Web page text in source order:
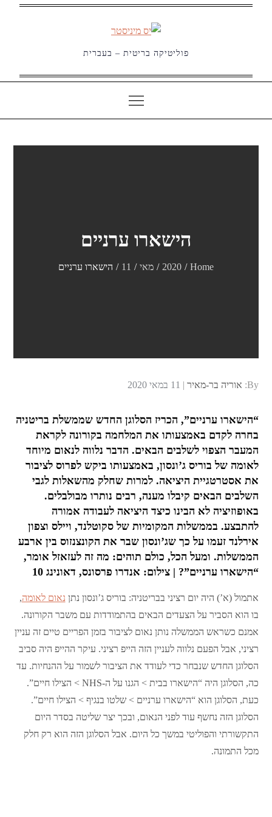
פוליטיקה בריטית – בעברית
הישארו ערניים
Home
2020 מאי 11 הישארו ערניים
By: אוריה בר-מאיר
Posted
11 במאי 2020
“הישארו ערניים”, הכריז הסלוגן החדש שממשלת בריטניה
בחרה לקדם באמצעותו את המלחמה בקורונה לקראת
המעבר הצפוי לשלבים הבאים. הדבר נלווה לנאום מיוחד
לאומה של בוריס ג’ונסון, באמצעותו ביקש לפרוס לציבור
את אסטרטגיית היציאה. למרות שחלק מהשאלות לגבי
השלבים הבאים קיבלו מענה, רבים נותרו מבולבלים.
באופוזיציה לא הבינו כיצד היציאה לעבודה אמורה
להתבצע. בממשלות המקומיות של סקוטלנד, ויילס וצפון
אירלנד זעמו על כך שג’ונסון שבר את הקונצנזוס בין ארבע
הממשלות. ומעל הכל, כולם תוהים: מה זה לעזאזל אומר,
“הישארו ערניים”? | צילום: אנדרו פרסונס, דאונינג 10
אתמול (א’) היה יום רציני בבריטניה: בוריס ג’ונסון נתן נאום לאומה,
בו הוא הסביר על הצעדים הבאים בהתמודדות עם משבר הקורונה.
אמנם כשראש הממשלה נותן נאום לציבור בזמן הפריים טיים זה עניין
רציני, אבל הפעם נלווה לעניין הזה הייפ רציני. עיקר ההייפ היה סביב
הסלוגן החדש שנבחר כדי לעודד את הציבור לשמור על ההנחיות. עד
כה, הסלוגן היה “הישארו בבית > הגנו על ה-NHS > הצילו חיים”.
כעת, הסלוגן הוא “הישארו ערניים > שלטו בנגיף > הצילו חיים”.
הסלוגן הזה נחשף עוד לפני הנאום, ובכך יצר שליטה בסדר היום
התקשורתי והפוליטי במשך כל היום. אבל הסלוגן הזה הוא רק חלק
מכל התמונה.